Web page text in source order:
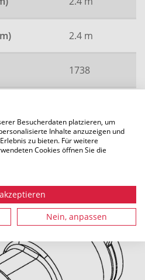
Besucherdaten platzieren, um
Inhalte anzuzeigen und
zu bieten. Für weitere
Cookies öffnen Sie die
Nein, anpassen
2.4 m
1738
Änderungen vorbehalten.